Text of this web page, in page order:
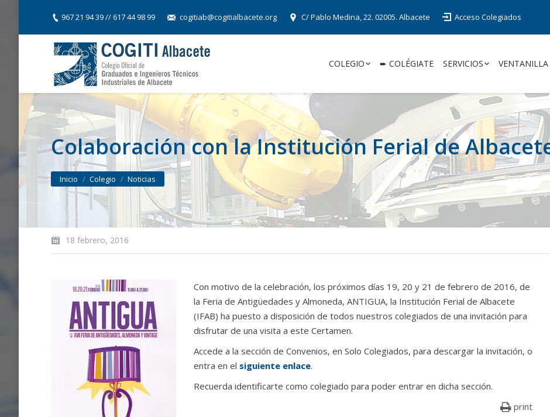
967 21 94 39 // 617 44 98 99 cogitiab@cogitialbacete.org C/ Pablo Medina, 22. 02005. Albacete Acceso Colegiados
COLEGIO ➨ COLÉGIATE SERVICIOS
Colaboración con la Institución Ferial de
You are here:
Inicio Colegio Noticias
18 febrero, 2016
Con motivo de la celebración, los próximos días 19, 20 y 21 de febrero de 2016, de
la Feria de Antigüedades y Almoneda, ANTIGUA, la Institución Ferial de Albacete
(IFAB) ha puesto a disposición de todos nuestros colegiados de una invitación para
disfrutar de una visita a este Certamen.
Accede a la sección de Convenios, en Solo Colegiados, para descargar la invitación, o
entra en el siguiente enlace.
Recuerda identificarte como colegiado para poder entrar en dicha sección.
print